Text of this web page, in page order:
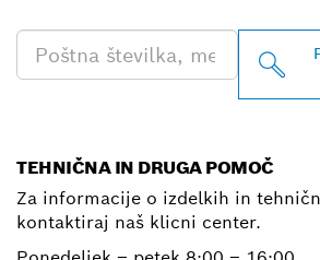
TEHNIČNA IN DRUGA POMOČ
Za informacije o izdelkih in
kontaktiraj naš klicni center.